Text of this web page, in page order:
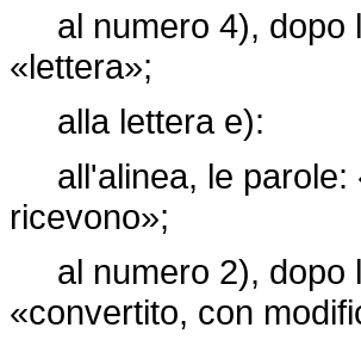
al numero 4), dopo
«lettera»;
alla lettera e):
all'alinea, le parole:
ricevono»;
al numero 2), dopo
«convertito, con